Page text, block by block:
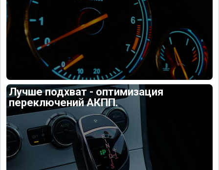
Лучше подхват - оптимизация
переключений АКПП.